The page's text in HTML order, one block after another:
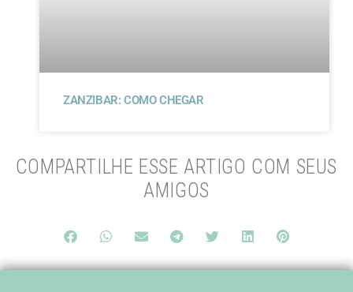
ZANZIBAR: COMO CHEGAR
COMPARTILHE ESSE ARTIGO COM SEUS
AMIGOS